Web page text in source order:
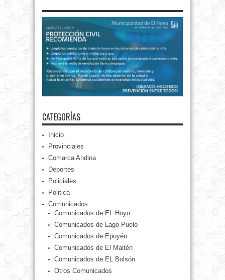
CATEGORÍAS
Inicio
Provinciales
Comarca Andina
Deportes
Policiales
Politica
Comunicados
Comunicados de EL Hoyo
Comunicados de Lago Puelo
Comunicados de Epuyén
Comunicados de El Maitén
Comunicados de EL Bolsón
Otros Comunicados